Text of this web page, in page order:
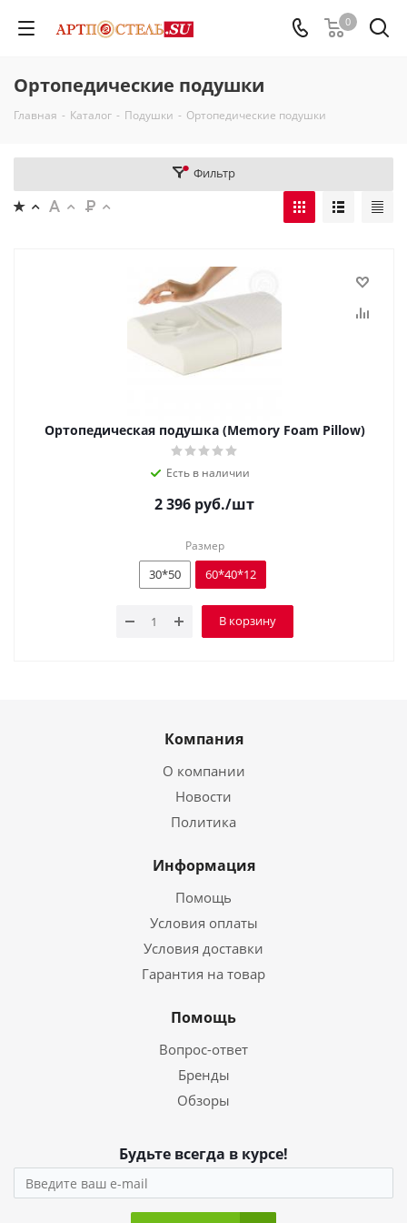
0
Ортопедические подушки
Главная - Каталог - Подушки - Ортопедические подушки
Фильтр
Ортопедическая подушка (Memory Foam Pillow)
Есть в наличии
2 396 руб./шт
Размер
30*50 60*40*12
В корзину
Компания
О компании
Новости
Политика
Информация
Помощь
Условия оплаты
Условия доставки
Гарантия на товар
Помощь
Вопрос-ответ
Бренды
Обзоры
Будьте всегда в курсе!